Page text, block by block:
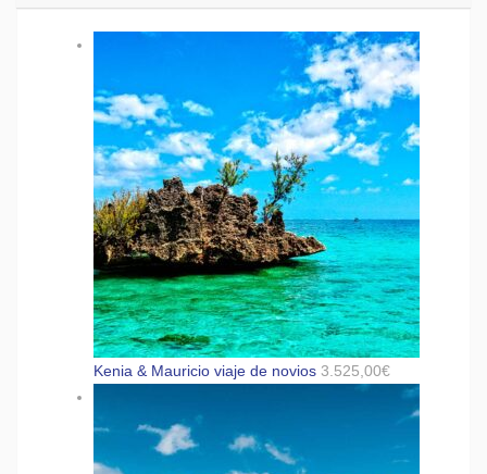
Kenia & Mauricio viaje de novios 3.525,00€